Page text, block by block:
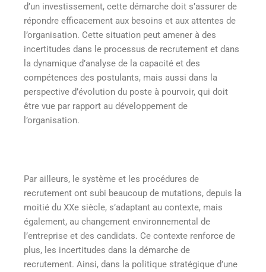
d’un investissement, cette démarche doit s’assurer de
répondre efficacement aux besoins et aux attentes de
l’organisation. Cette situation peut amener à des
incertitudes dans le processus de recrutement et dans
la dynamique d’analyse de la capacité et des
compétences des postulants, mais aussi dans la
perspective d’évolution du poste à pourvoir, qui doit
être vue par rapport au développement de
l’organisation.
Par ailleurs, le système et les procédures de
recrutement ont subi beaucoup de mutations, depuis la
moitié du XXe siècle, s’adaptant au contexte, mais
également, au changement environnemental de
l’entreprise et des candidats. Ce contexte renforce de
plus, les incertitudes dans la démarche de
recrutement. Ainsi, dans la politique stratégique d’une